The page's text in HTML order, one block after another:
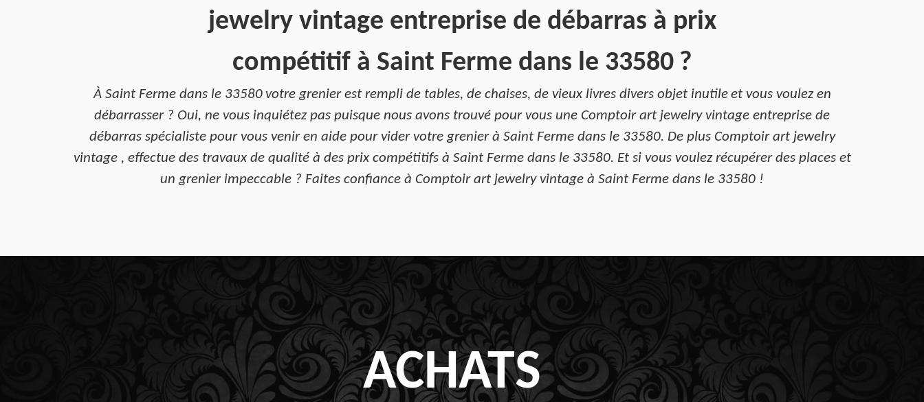
jewelry vintage entreprise de débarras à prix
compétitif à Saint Ferme dans le 33580 ?
À Saint Ferme dans le 33580 votre grenier est rempli de tables, de chaises, de vieux livres divers objet inutile et vous voulez en
débarrasser ? Oui, ne vous inquiétez pas puisque nous avons trouvé pour vous une Comptoir art jewelry vintage entreprise de
débarras spécialiste pour vous venir en aide pour vider votre grenier à Saint Ferme dans le 33580. De plus Comptoir art jewelry
vintage , effectue des travaux de qualité à des prix compétitifs à Saint Ferme dans le 33580. Et si vous voulez récupérer des places et
un grenier impeccable ? Faites confiance à Comptoir art jewelry vintage à Saint Ferme dans le 33580 !
ACHATS